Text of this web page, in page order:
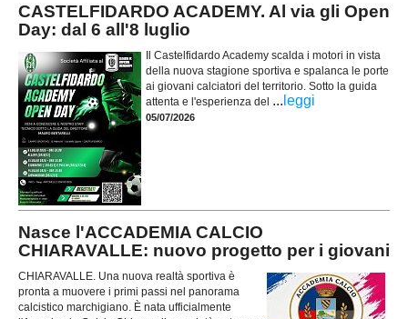
CASTELFIDARDO ACADEMY. Al via gli Open
Day: dal 6 all'8 luglio
Il Castelfidardo Academy scalda i motori in vista
della nuova stagione sportiva e spalanca le porte
ai giovani calciatori del territorio. Sotto la guida
attenta e l'esperienza del ... leggi
05/07/2026
Nasce l'ACCADEMIA CALCIO
CHIARAVALLE: nuovo progetto per i giovani
CHIARAVALLE. Una nuova realtà sportiva è
pronta a muovere i primi passi nel panorama
calcistico marchigiano. È nata ufficialmente